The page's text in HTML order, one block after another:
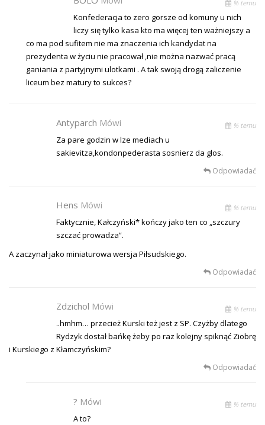
% temu
Konfederacja to zero gorsze od komuny u nich
liczy się tylko kasa kto ma więcej ten ważniejszy a
co ma pod sufitem nie ma znaczenia ich kandydat na
prezydenta w życiu nie pracował ,nie można nazwać pracą
ganiania z partyjnymi ulotkami . A tak swoją drogą zaliczenie
liceum bez matury to sukces?
Antyparch Mówi % temu
Za pare godzin w lze mediach u
sakievitza,kondonpederasta sosnierz da glos.
Odpowiadać
Hens Mówi % temu
Faktycznie, Kałczyński* kończy jako ten co „szczury
szczać prowadza”.
A zaczynał jako miniaturowa wersja Piłsudskiego.
Odpowiadać
Zdzichol Mówi % temu
..hmhm… przecież Kurski też jest z SP. Czyżby dlatego
Rydzyk dostał bańkę żeby po raz kolejny spiknąć Ziobrę
i Kurskiego z Kłamczyńskim?
Odpowiadać
? Mówi % temu
A to?